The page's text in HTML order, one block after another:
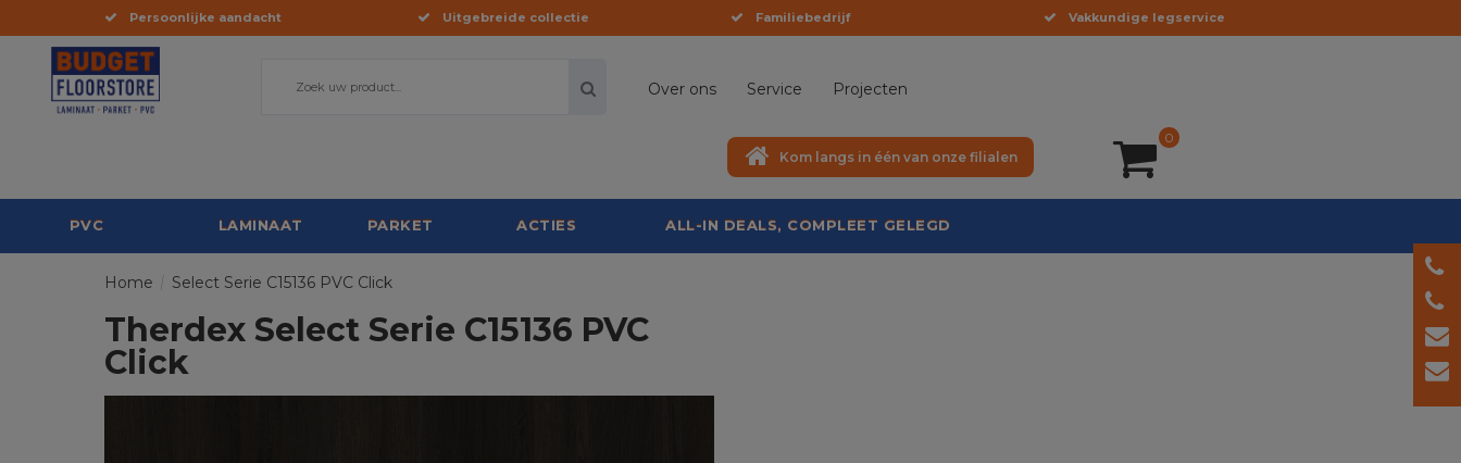
Persoonlijke aandacht Uitgebreide collectie Familiebedrijf Vakkundige legservice
Over ons Service Projecten
Kom langs in één van onze filialen
0
PVC LAMINAAT PARKET ACTIES ALL-IN DEALS, COMPLEET GELEGD
Home Select Serie C15136 PVC Click
Therdex Select Serie C15136 PVC
Click